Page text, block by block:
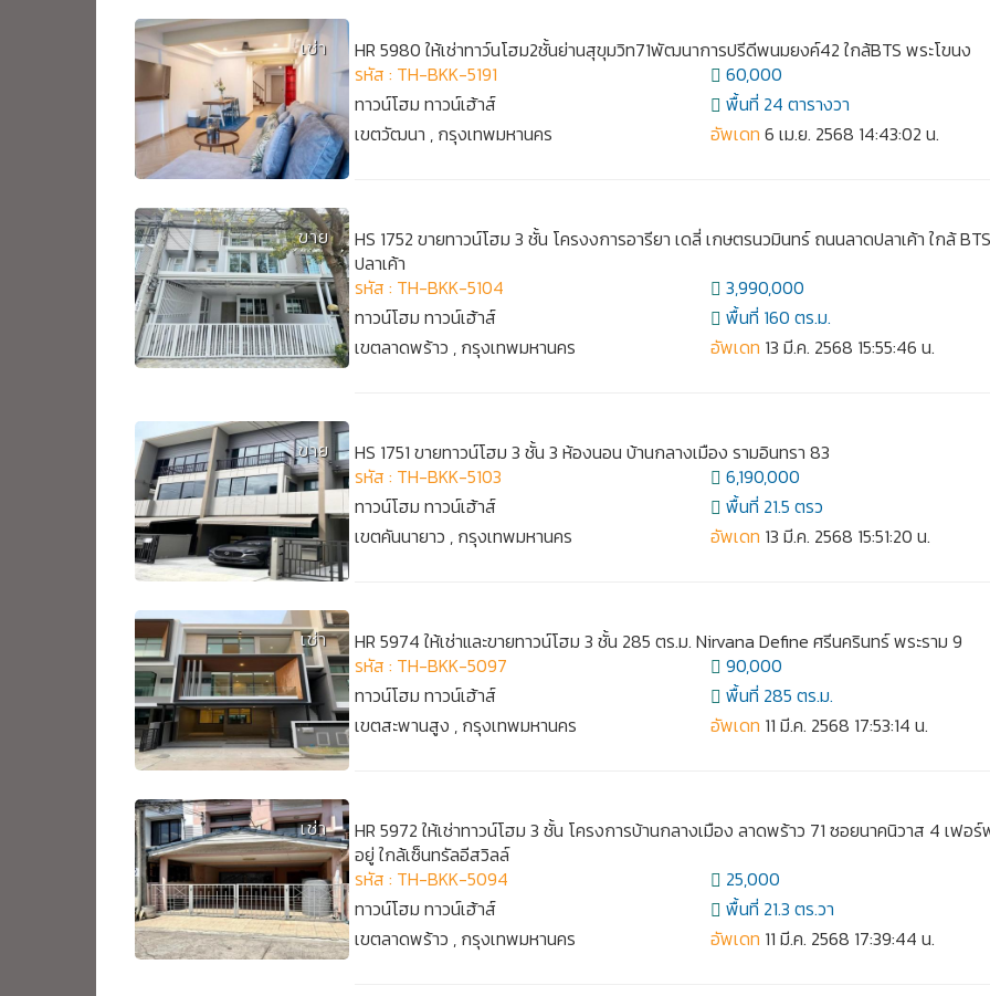
เช่า
HR 5980 ให้เช่าทาว์นโฮม2ชั้นย่านสุขุมวิท71พัฒนาการปรีดีพนมยงค์42 ใกล้BTS พระโขนง
รหัส : TH-BKK-5191
ทาวน์โฮม ทาวน์เฮ้าส์
เขตวัฒนา , กรุงเทพมหานคร
60,000
พื้นที่ 24 ตารางวา
อัพเดท 6 เม.ย. 2568 14:43:02 น.
ขาย
HS 1752 ขายทาวน์โฮม 3 ชั้น โครงงการอารียา เดลี่ เกษตรนวมินทร์ ถนนลาดปลาเค้า ใกล้
ปลาเค้า
รหัส : TH-BKK-5104
ทาวน์โฮม ทาวน์เฮ้าส์
เขตลาดพร้าว , กรุงเทพมหานคร
3,990,000
พื้นที่ 160 ตร.ม.
อัพเดท 13 มี.ค. 2568 15:55:46 น.
ขาย
HS 1751 ขายทาวน์โฮม 3 ชั้น 3 ห้องนอน บ้านกลางเมือง รามอินทรา 83
รหัส : TH-BKK-5103
ทาวน์โฮม ทาวน์เฮ้าส์
เขตคันนายาว , กรุงเทพมหานคร
6,190,000
พื้นที่ 21.5 ตรว
อัพเดท 13 มี.ค. 2568 15:51:20 น.
เช่า
HR 5974 ให้เช่าและขายทาวน์โฮม 3 ชั้น 285 ตร.ม. Nirvana Define ศรีนครินทร์ พระราม 9
รหัส : TH-BKK-5097
ทาวน์โฮม ทาวน์เฮ้าส์
เขตสะพานสูง , กรุงเทพมหานคร
90,000
พื้นที่ 285 ตร.ม.
อัพเดท 11 มี.ค. 2568 17:53:14 น.
เช่า
HR 5972 ให้เช่าทาวน์โฮม 3 ชั้น โครงการบ้านกลางเมือง ลาดพร้าว 71 ซอยนาคนิวาส 4 เฟอ
อยู่ ใกล้เซ็นทรัลอีสวิลล์
รหัส : TH-BKK-5094
ทาวน์โฮม ทาวน์เฮ้าส์
เขตลาดพร้าว , กรุงเทพมหานคร
25,000
พื้นที่ 21.3 ตร.วา
อัพเดท 11 มี.ค. 2568 17:39:44 น.